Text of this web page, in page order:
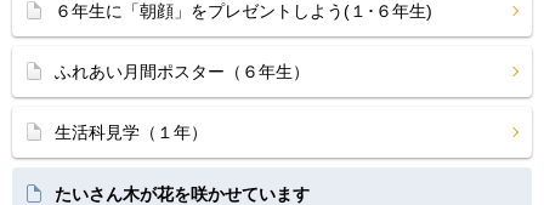
６年生に「朝顔」をプレゼントしよう(１･６年生)
ふれあい月間ポスター（６年生）
生活科見学（１年）
たいさん木が花を咲かせています